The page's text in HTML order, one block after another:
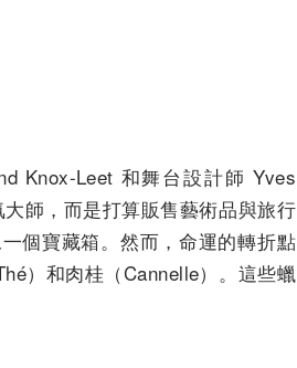
Knox-Leet 和舞台設計師 Yves
師，而是打算販售藝術品與旅行
個寶藏箱。然而，命運的轉折點
）和肉桂（Cannelle）。這些蠟